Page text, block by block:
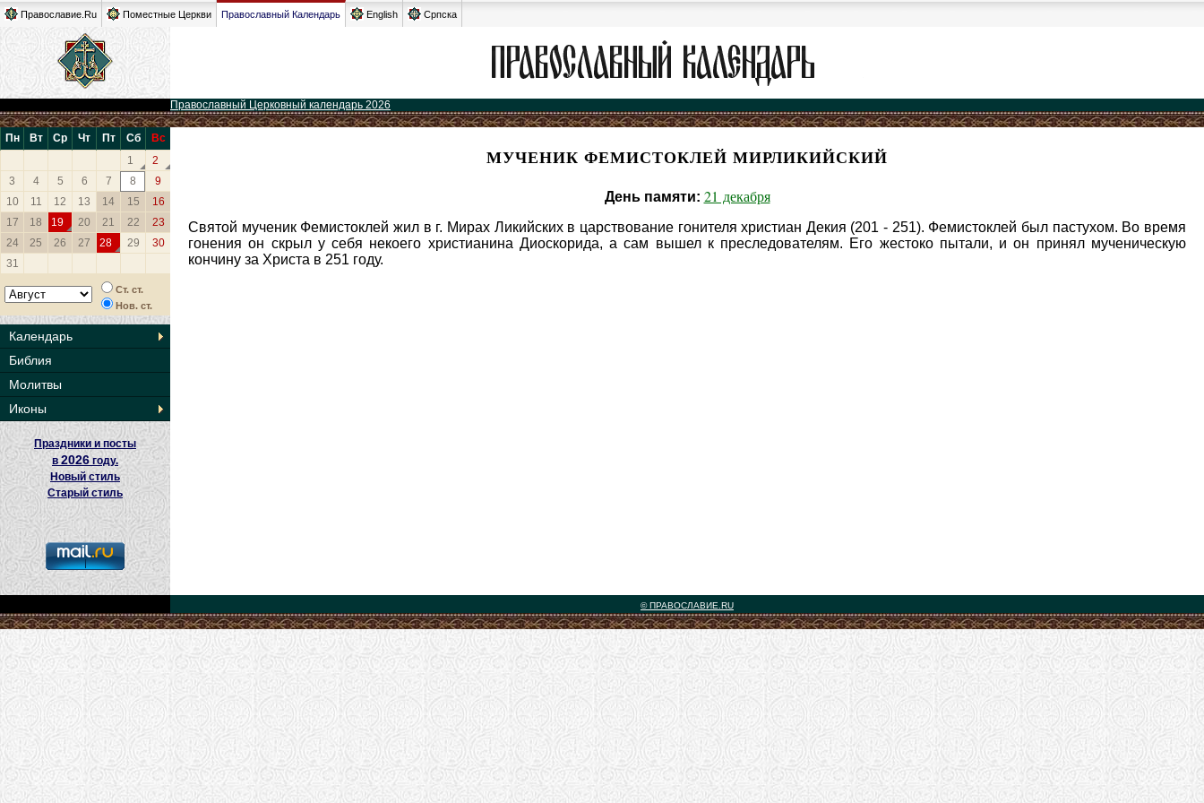
Православие.Ru Поместные Церкви Православный Календарь English Српска
Православный Церковный календарь 2026
Пн Вт Ср Чт Пт Сб
Вс
1
2
3
4 5 6 7 8
9
10
11 12 13 14 15
16
17
18 19 20 21 22
23
24
25 26 27 28 29
30
31
Ст. ст.
Нов. ст.
Календарь
Библия
Молитвы
Иконы
Праздники и посты
в 2026 году.
Новый стиль
Старый стиль
МУЧЕНИК ФЕМИСТОКЛЕЙ МИРЛИКИЙСКИЙ
День памяти: 21 декабря
Святой мученик Фемистоклей жил в г. Мирах Ликийских в царствование гонителя христиан Декия (201 - 251). Фемистоклей был пастухом. Во время
гонения он скрыл у себя некоего христианина Диоскорида, а сам вышел к преследователям. Его жестоко пытали, и он принял мученическую
кончину за Христа в 251 году.
© ПРАВОСЛАВИЕ.RU